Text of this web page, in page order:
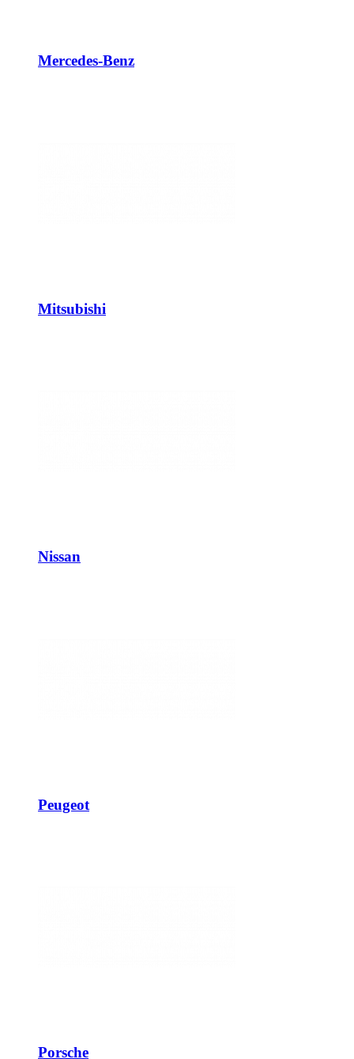
Mercedes-Benz
Mitsubishi
Nissan
Peugeot
Porsche